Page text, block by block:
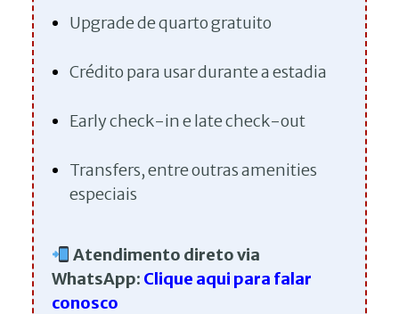
Upgrade de quarto gratuito
Crédito para usar durante a estadia
Early check-in e late check-out
Transfers, entre outras amenities
especiais
Atendimento direto via
WhatsApp: Clique aqui para falar
conosco